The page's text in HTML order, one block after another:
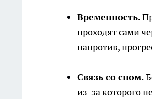
Временность.
проходят сами
напротив,
Связь со сном.
из-за которого